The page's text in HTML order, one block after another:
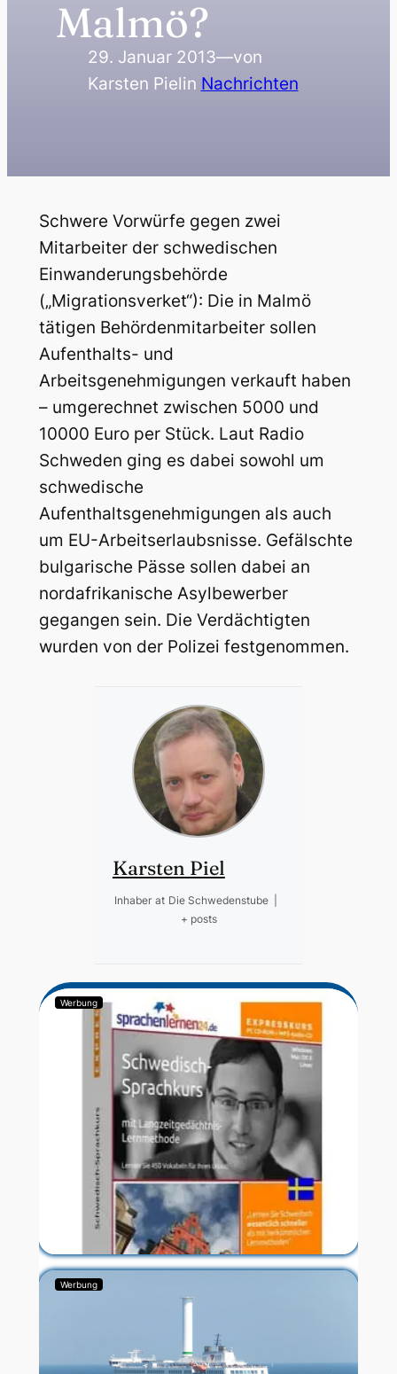
Malmö?
29. Januar 2013—von
Karsten Pielin Nachrichten
Schwere Vorwürfe gegen zwei
Mitarbeiter der schwedischen
Einwanderungsbehörde
(„Migrationsverket“): Die in Malmö
tätigen Behördenmitarbeiter sollen
Aufenthalts- und
Arbeitsgenehmigungen verkauft haben
– umgerechnet zwischen 5000 und
10000 Euro per Stück. Laut Radio
Schweden ging es dabei sowohl um
schwedische
Aufenthaltsgenehmigungen als auch
um EU-Arbeitserlaubsnisse. Gefälschte
bulgarische Pässe sollen dabei an
nordafrikanische Asylbewerber
gegangen sein. Die Verdächtigten
wurden von der Polizei festgenommen.
Karsten Piel
Inhaber at Die Schwedenstube
+ posts
Werbung
Werbung